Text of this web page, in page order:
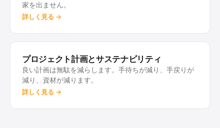
家を出ません。
詳しく見る →
プロジェクト計画とサステナビリティ
良い計画は無駄を減らします。手待ちが減り、手戻りが
減り、資材が減ります。
詳しく見る →